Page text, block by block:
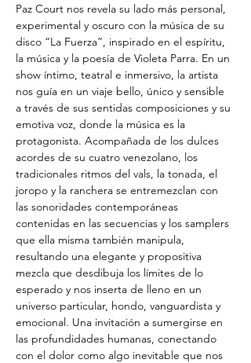
Paz Court nos revela su lado más personal,
experimental y oscuro con la música de su
disco “La Fuerza”, inspirado en el espíritu,
la música y la poesía de Violeta Parra. En un
show íntimo, teatral e inmersivo, la artista
nos guía en un viaje bello, único y sensible
a través de sus sentidas composiciones y su
emotiva voz, donde la música es la
protagonista. Acompañada de los dulces
acordes de su cuatro venezolano, los
tradicionales ritmos del vals, la tonada, el
joropo y la ranchera se entremezclan con
las sonoridades contemporáneas
contenidas en las secuencias y los samplers
que ella misma también manipula,
resultando una elegante y propositiva
mezcla que desdibuja los límites de lo
esperado y nos inserta de lleno en un
universo particular, hondo, vanguardista y
emocional. Una invitación a sumergirse en
las profundidades humanas, conectando
con el dolor como algo inevitable que nos